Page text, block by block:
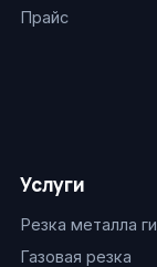
Прайс
Услуги
Резка металла
Газовая резка